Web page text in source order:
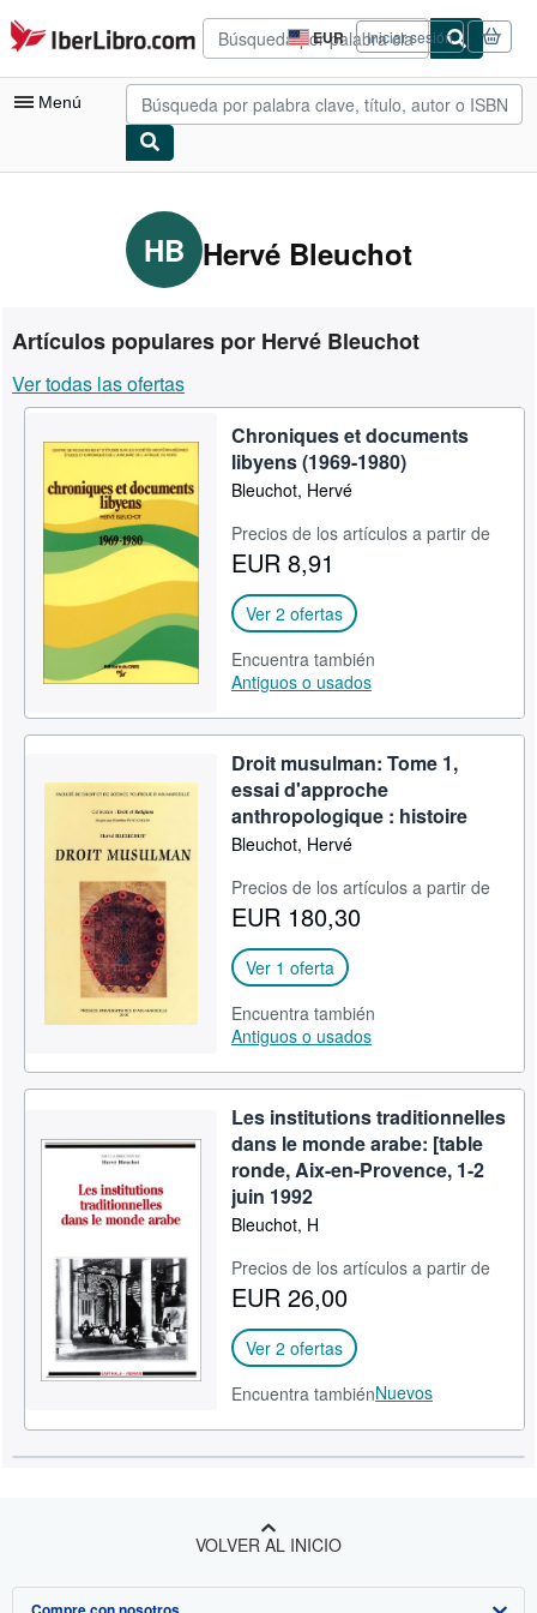
Pasar al contenido principal
IberLibro.com EUR
Preferencias
de
compra
del
Iniciar sesión
Menú
Consultar mis pedidos
Búsqueda avanzada
Libros antiguos
Arte y coleccionismo
Vendedores
Comenzar a vender
Ayuda
CERRAR
HB Hervé Bleuchot
Artículos populares por Hervé Bleuchot
Ver todas las ofertas
Chroniques et documents
libyens (1969-1980)
Bleuchot, Hervé
Precios de los artículos a partir de
EUR 8,91
Ver 2 ofertas
Encuentra también
Antiguos o usados
Droit musulman: Tome 1,
essai d'approche
anthropologique : histoire
Bleuchot, Hervé
Precios de los artículos a partir de
EUR 180,30
Ver 1 oferta
Encuentra también
Antiguos o usados
Les institutions traditionnelles
dans le monde arabe: [table
ronde, Aix-en-Provence, 1-2
juin 1992
Bleuchot, H
Precios de los artículos a partir de
EUR 26,00
Ver 2 ofertas
Encuentra tambiénNuevos
VOLVER AL INICIO